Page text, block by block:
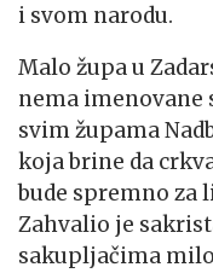
i svom narodu.
Malo župa u
nema imenovane
svim župama
koja brine da
bude spremno za
Zahvalio je
sakupljačima